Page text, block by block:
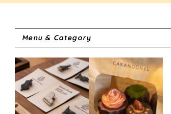
Menu & Category